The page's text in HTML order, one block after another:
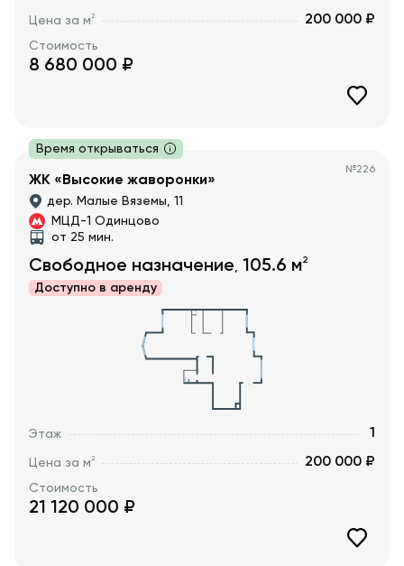
Цена за м2 200 000 ₽
Стоимость
8 680 000 ₽
Время открываться
№226
ЖК «Высокие жаворонки»
дер. Малые Вяземы, 11
МЦД-1 Одинцово
от 25 мин.
Свободное назначение, 105.6 м2
Доступно в аренду
Этаж 1
Цена за м2 200 000 ₽
Стоимость
21 120 000 ₽